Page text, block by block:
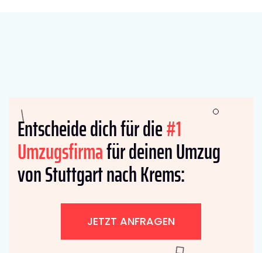
Entscheide dich für die#1
Umzugsfirmafür deinen Umzug
von Stuttgart nach Krems:
JETZT ANFRAGEN